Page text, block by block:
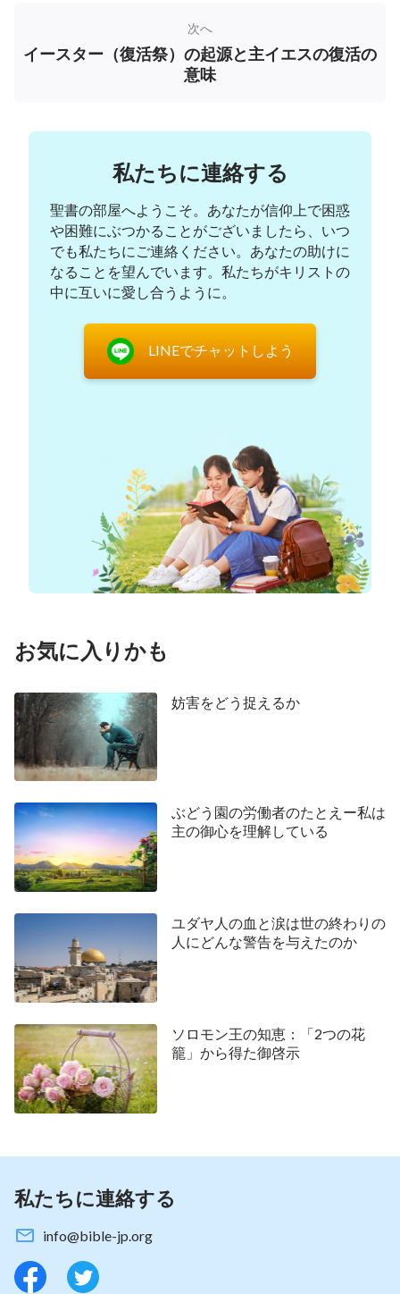
の前に現れたことにより、人々は神の懸念と憐れみ
を再度経験し、感じることが出来たと同時に、時代
強くし、また自身が神であることを全世界に証した
のである。そのことは、主に付き従う人々に永遠の
確証を授け、また、イエスの現れは、新たな時代に
おける自身の業の一局面を開いた。」（「神の働
き、神の性質、そして神自身３」より）
死人の中から蘇られてから弟子たちに何度も出現さ
れたことには深い意味があり、その背後には神の惜
多く聞き、主がなされた多くの奇跡を見て、イエス
が自分たちの主であり、神の子であると主張しまし
たが、イエスがキリストで神ご自身であることにつ
いては本当に理解しておらず、イエスはこのことを
ご存知でした。イエスがローマの為政者に捕らえら
れ、兵士たちに鞭で打たれて嘲笑されたとき、主に
に付けられて死んだとき、多くの人々は主に全く失
変わったのです。このような状況を背景として、も
し主イエスが復活後に人の前に出現されなかったな
ら、主に付き従った人々の多くはもはやイエス・キ
リストを信じず、律法の時代に戻って旧約
法を守り続けたでしょう。しかし神は人の心の奥深
くを見極め、人の弱さを理解しておられ、人々の霊
的背丈が小さいことをご存知でした。主イエスはそ
れゆえに、死人の中から蘇り、何度も弟子たちの前
に出現されたのです。主は弟子たちと語り、復活後
のご自身の霊体を彼らに見せ、彼らと食事を共に
し、聖書を解説されました。こうしたことをなさっ
た目的は、主に付き従った人々が、主イエスは本当
かけてくださったイエスとやはり同じ人であり、受
肉された神ご自身であり、聖書で預言された人類を
贖うために来られるメシアであることを心の底から
確信できるようにすることでした。彼らはもはや主
した。このことから私たちに分かるのは、イエスは
人々の信仰を強め、主を信じて従えるようになさっ
たのであり、人間を神に近づけてくださったという
次へ
イースター（復活祭）の起源と主イエスの復活の
意味
私たちに連絡する
聖書の部屋へようこそ。あなたが信仰上で困惑
や困難にぶつかることがございましたら、いつ
でも私たちにご連絡ください。あなたの助けに
なることを望んでいます。私たちがキリストの
中に互いに愛し合うように。
LINEでチャットしよう
お気に入りかも
妨害をどう捉えるか
ぶどう園の労働者のたとえー私は
主の御心を理解している
ユダヤ人の血と涙は世の終わりの
人にどんな警告を与えたのか
ソロモン王の知恵：「2つの花
籠」から得た御啓示
私たちに連絡する
info@bible-jp.org